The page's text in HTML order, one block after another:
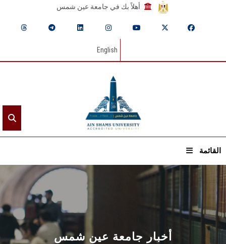
أهلاً بك في جامعة عين شمس
English
القائمة
الرئيسيـة
عن الجامعة
القطاعـات أخبار جامعة عين شمس